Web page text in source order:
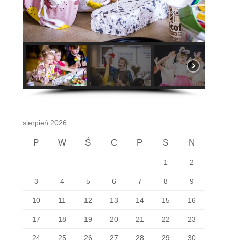
sierpień 2026
P W Ś C P S N
1 2
3 4 5 6 7 8 9
10 11 12 13 14 15 16
17 18 19 20 21 22 23
24 25 26 27 28 29 30